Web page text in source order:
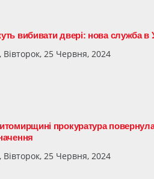
вибивати двері: нова служба в
Вівторок, 25 Червня, 2024
прокуратура повернула
Вівторок, 25 Червня, 2024